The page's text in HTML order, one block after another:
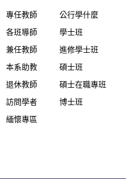
專任教師
各班導師
兼任教師
本系助教
退休教師
訪問學者
緬懷專區
公行學什麼
學士班
進修學士班
碩士班
碩士在職專班
博士班